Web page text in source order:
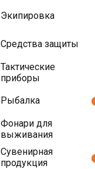
Экипировка
Средства защиты
Тактические
приборы
Рыбалка
Фонари для
выживания
Сувенирная
продукция